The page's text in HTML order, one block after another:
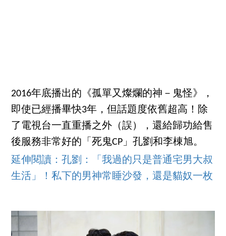
2016年底播出的《孤單又燦爛的神－鬼怪》，
即使已經播畢快3年，但話題度依舊超高！除
了電視台一直重播之外（誤），還給歸功給售
後服務非常好的「死鬼CP」孔劉和李棟旭。
延伸閱讀：孔劉：「我過的只是普通宅男大叔
生活」！私下的男神常睡沙發，還是貓奴一枚